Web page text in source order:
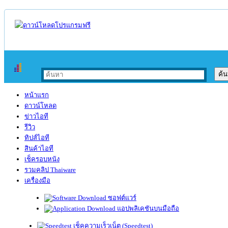
หน้าแรก
ดาวน์โหลด
ข่าวไอที
รีวิว
ทิปส์ไอที
สินค้าไอที
เช็ครอบหนัง
รวมคลิป Thaiware
เครื่องมือ
ซอฟต์แวร์
แอปพลิเคชันบนมือถือ
เช็คความเร็วเน็ต (Speedtest)